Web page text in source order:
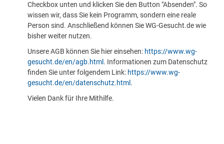
Checkbox unten und klicken Sie den Button "Absenden". So
wissen wir, dass Sie kein Programm, sondern eine reale
Person sind. Anschließend können Sie WG-Gesucht.de wie
bisher weiter nutzen.
Unsere AGB können Sie hier einsehen: https://www.wg-
gesucht.de/en/agb.html . Informationen zum Datenschutz
finden Sie unter folgendem Link: https://www.wg-
gesucht.de/en/datenschutz.html .
Vielen Dank für Ihre Mithilfe.